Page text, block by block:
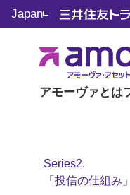
アモーヴァとは
Japan
楽読
（ラ
Series2.
「投信の仕組み